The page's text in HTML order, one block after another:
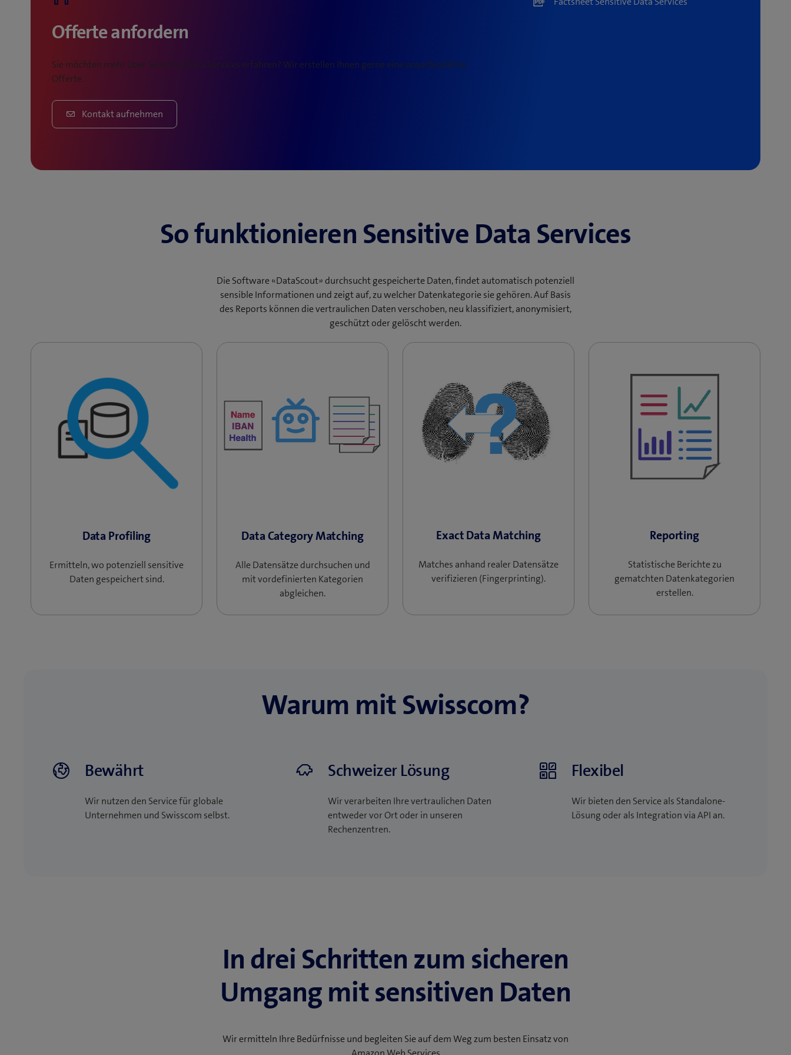
Offerte anfordern
Sie möchten mehr über Sensitive Data Services erfahren? Wir erstellen Ihnen gerne eine unverbindliche
Offerte.
Kontakt aufnehmen
So funktionieren Sensitive Data Services
Die Software «DataScout» durchsucht gespeicherte Daten, findet automatisch potenziell
sensible Informationen und zeigt auf, zu welcher Datenkategorie sie gehören. Auf Basis
des Reports können die vertraulichen Daten verschoben, neu klassifiziert, anonymisiert,
geschützt oder gelöscht werden.
Data Profiling
Ermitteln, wo potenziell sensitive
Daten gespeichert sind.
Data Category Matching​
Alle Datensätze durchsuchen und
mit vordefinierten Kategorien
abgleichen.
Exact Data Matching
Matches anhand realer Datensätze
verifizieren​ (Fingerprinting).
Reporting​
Statistische Berichte zu
gematchten Datenkategorien
erstellen.
Warum mit Swisscom?
Bewährt
Wir nutzen den Service für globale
Unternehmen und Swisscom selbst.
Schweizer Lösung
Wir verarbeiten Ihre vertraulichen Daten
entweder vor Ort oder in unseren
Rechenzentren.
Flexibel
Wir bieten den Service als Standalone-
Lösung oder als Integration via API an.
In drei Schritten zum sicheren
Umgang mit sensitiven Daten
Wir ermitteln Ihre Bedürfnisse und begleiten Sie auf dem Weg zum besten Einsatz von